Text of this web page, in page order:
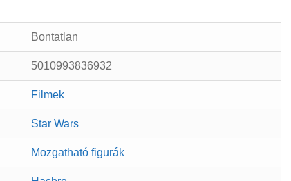
Bontatlan
5010993836932
Filmek
Star Wars
Mozgatható figurák